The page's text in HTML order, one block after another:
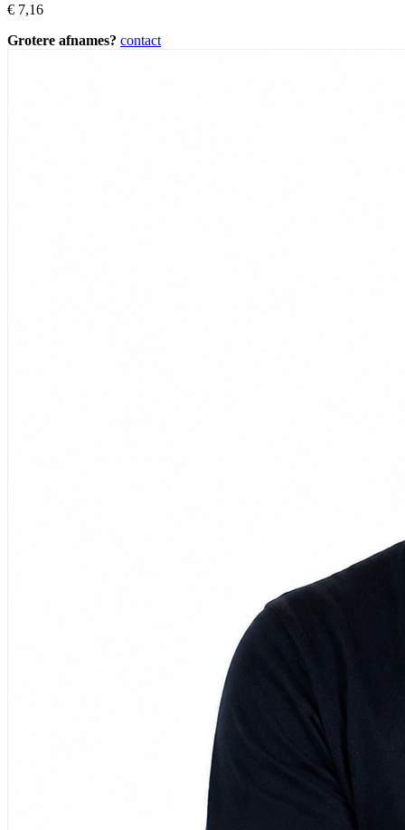
€ 7,16
Grotere afnames? contact